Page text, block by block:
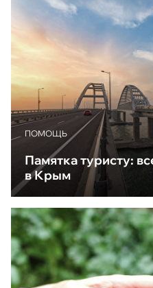
ПОМОЩЬ
Памятка туристу:
в Крым